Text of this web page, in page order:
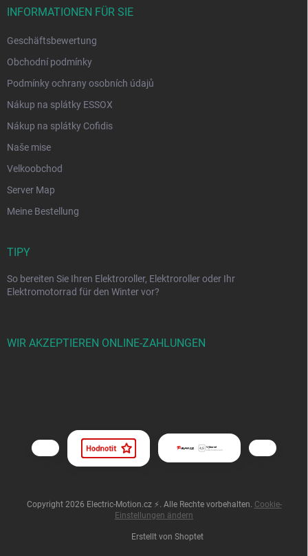
INFORMATIONEN FÜR SIE
Geschäftsbewertung
Obchodní podmínky
Podmínky ochrany osobních údajů
Nákup na splátky ESSOX
Nákup na splátky Cofidis
Naše mise
Velkoobchod
Server Map
Meine Bestellung
TIPY
So bereiten Sie Ihren Elektroroller, Elektroroller oder Ihr
Elektromotorrad für den Winter vor?
WIR AKZEPTIEREN ONLINE-ZAHLUNGEN
Erstellt von Shoptet
Copyright 2026 Electric-Motion.cz ⚡. Alle Rechte vorbehalten. Cookie-
Einstellungen ändern